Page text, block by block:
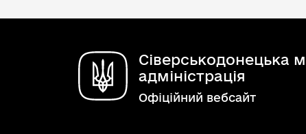
Сіверськодонецька
адміністрація
Офіційний вебсайт